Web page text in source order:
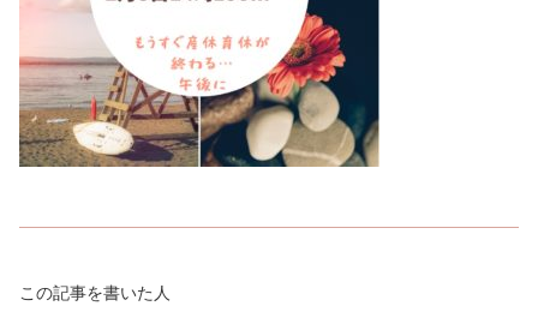
この記事を書いた人